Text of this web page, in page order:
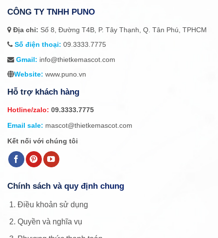
CÔNG TY TNHH PUNO
Địa chỉ: Số 8, Đường T4B, P. Tây Thạnh, Q. Tân Phú, TPHCM
Số điện thoại: 09.3333.7775
Gmail: info@thietkemascot.com
Website: www.puno.vn
Hỗ trợ khách hàng
Hotline/zalo: 09.3333.7775
Email sale: mascot@thietkemascot.com
Kết nối với chúng tôi
Chính sách và quy định chung
Điều khoản sử dụng
Quyền và nghĩa vụ